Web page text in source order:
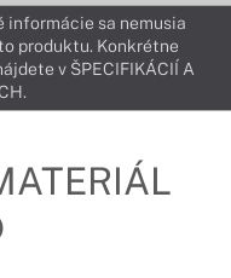
informácie sa nemusia
produktu. Konkrétne
v ŠPECIFIKÁCIÍ A